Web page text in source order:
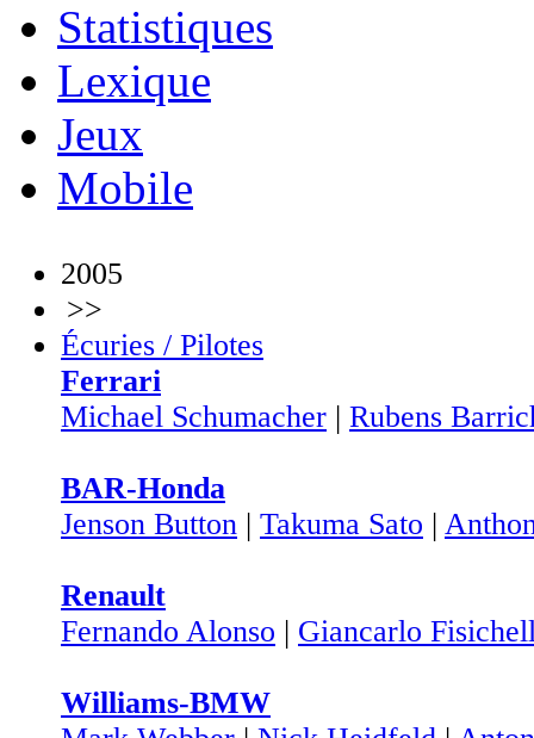
Statistiques
Lexique
Jeux
Mobile
2005
>>
Écuries / Pilotes
Ferrari
Michael Schumacher | Rubens
BAR-Honda
Jenson Button | Takuma Sato |
Renault
Fernando Alonso | Giancarlo
Williams-BMW